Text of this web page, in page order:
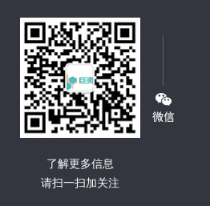
了解更多信息
请扫一扫加关注